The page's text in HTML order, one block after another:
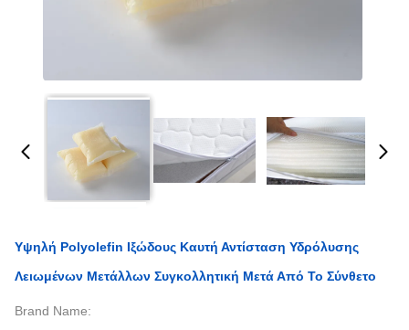
Υψηλή Polyolefin Ιξώδους Καυτή Αντίσταση Υδρόλυσης
Λειωμένων Μετάλλων Συγκολλητική Μετά Από Το Σύνθετο
Brand Name: